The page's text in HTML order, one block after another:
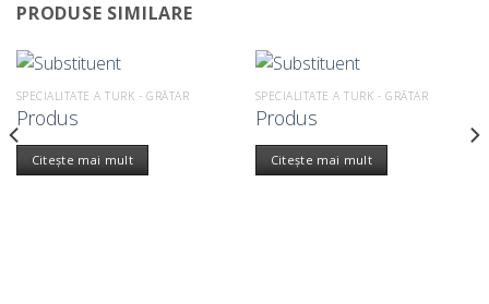
PRODUSE SIMILARE
SPECIALITATE A TURK - GRĂTAR
Produs
Citește mai mult
SPECIALITATE A TURK - GRĂTAR
Produs
Citește mai mult